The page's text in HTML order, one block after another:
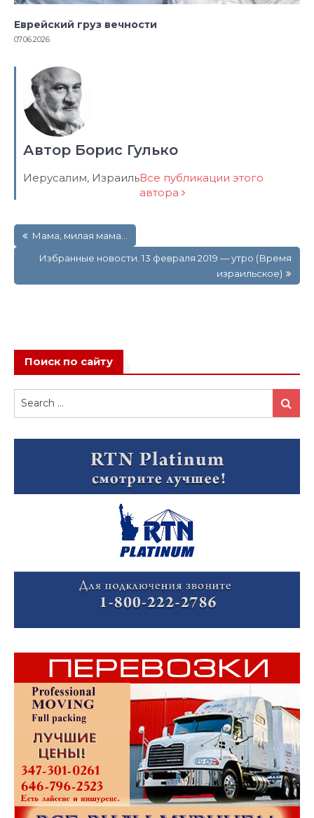
Еврейский груз вечности
07.06.2026
Автор Борис Гулько
Иерусалим, ИзраильВсе публикации этого
автора
по
записям
Мама, милая мама…
Избранные новости. 13 февраля 2019 — утро (Время
израильское)
Поиск по сайту
Search
for:
Search